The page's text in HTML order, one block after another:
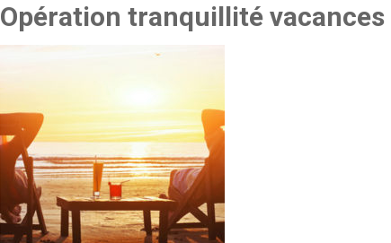
Opération tranquillité vacances